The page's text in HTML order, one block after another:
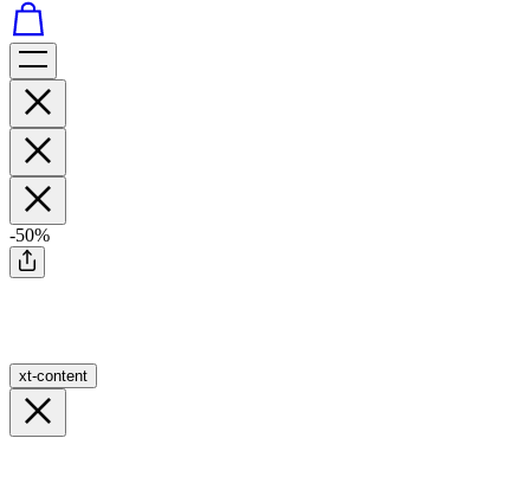
-50%
xt-content